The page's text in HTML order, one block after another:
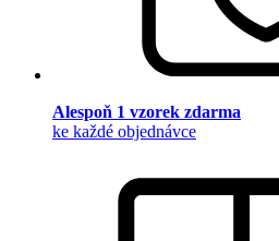
Alespoň 1 vzorek zdarma
ke každé objednávce